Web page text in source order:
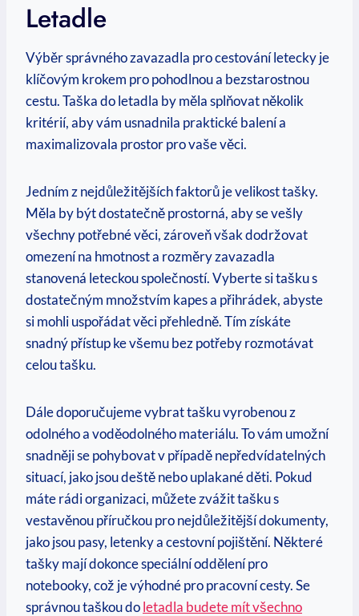
Letadle
Výběr správného zavazadla pro cestování letecky je
klíčovým krokem pro pohodlnou ‍a bezstarostnou
cestu. Taška do ​letadla​ by měla splňovat několik
kritérií, aby vám usnadnila praktické balení a
maximalizovala prostor pro vaše věci.
Jedním z nejdůležitějších faktorů je‌ velikost tašky. ​
Měla by být dostatečně prostorná, aby se vešly
všechny ⁢potřebné věci, zároveň však dodržovat
omezení ‍na hmotnost⁤ a rozměry zavazadla
stanovená leteckou společností. Vyberte si tašku s
dostatečným množstvím kapes a přihrádek, abyste
si mohli uspořádat věci přehledně. Tím získáte
snadný přístup ke všemu bez potřeby rozmotávat
celou tašku.
Dále doporučujeme vybrat tašku vyrobenou z
odolného a voděodolného materiálu.⁤ To vám umožní
snadněji se pohybovat v případě nepředvídatelných
situací, jako jsou deště‌ nebo uplakané děti. Pokud
máte rádi organizaci, můžete zvážit tašku s
vestavěnou příručkou pro nejdůležitější dokumenty,
jako jsou pasy, letenky a cestovní pojištění. Některé
tašky mají⁣ dokonce speciální ‌oddělení pro
notebooky, což ⁤je výhodné ⁣pro pracovní cesty. Se
správnou taškou doletadla⁢ budete ⁣mít všechno